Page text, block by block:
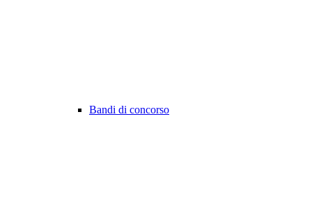
Bandi di concorso